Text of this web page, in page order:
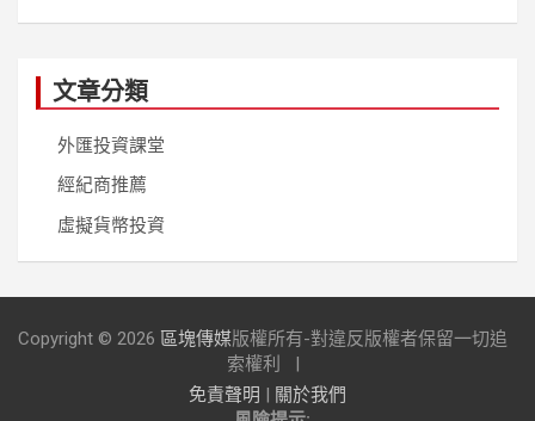
文章分類
外匯投資課堂
經紀商推薦
虛擬貨幣投資
Copyright © 2026 區塊傳媒版權所有-對違反版權者保留一切追
索權利
免責聲明 | 關於我們